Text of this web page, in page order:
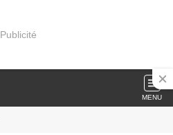
Publicité
MENU